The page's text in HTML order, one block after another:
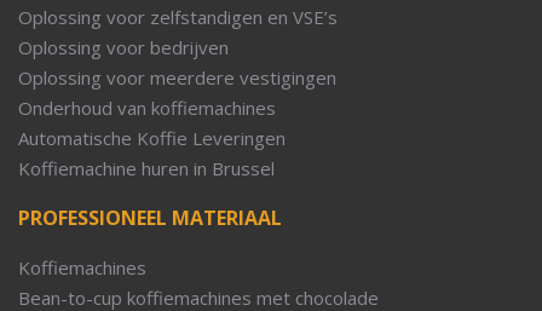
Oplossing voor zelfstandigen en VSE’s
Oplossing voor bedrijven
Oplossing voor meerdere vestigingen
Onderhoud van koffiemachines
Automatische Koffie Leveringen
Koffiemachine huren in Brussel
PROFESSIONEEL MATERIAAL
Koffiemachines
Bean-to-cup koffiemachines met chocolade